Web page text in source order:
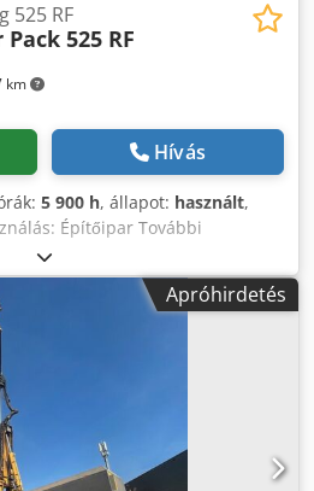
km
525 RF
Pack 525 RF
Hívás
5 900 h, állapot: használt,
Építőipar További
Fattah Ahmadhoz. ICE
525 RF Gyártás éve Vibrátor
Hidraulikus egység 2004
információ kérésre!
Apróhirdetés